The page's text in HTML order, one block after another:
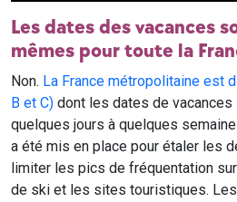
Les dates des vacances
mêmes pour toute la
Non. La France métropolitaine est
B et C) dont les dates de
quelques jours à quelques
a été mis en place pour étaler les
limiter les pics de fréquentation
de ski et les sites touristiques.